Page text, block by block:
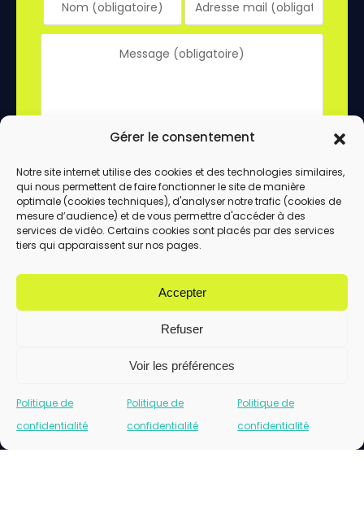
Gérer le consentement
Notre site internet utilise des cookies et des technologies similaires,
qui nous permettent de faire fonctionner le site de manière
optimale (cookies techniques), d'analyser notre trafic (cookies de
mesure d’audience) et de vous permettre d'accéder à des
services de vidéo. Certains cookies sont placés par des services
tiers qui apparaissent sur nos pages.
Accepter
Refuser
Voir les préférences
Politique de
confidentialité
Politique de
confidentialité
Politique de
confidentialité
En utilisant ce formulaire, vous acceptez le
stockage et le traitement de vos données
par ce site.